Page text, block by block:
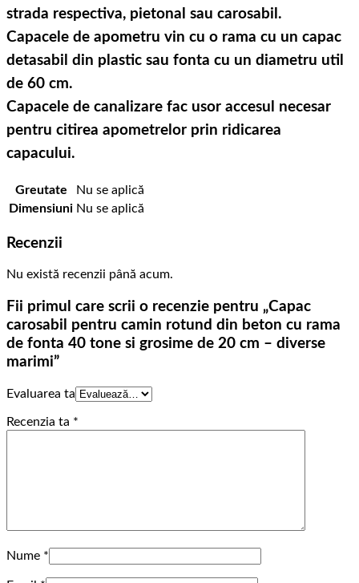
strada respectiva, pietonal sau carosabil.
Capacele de apometru vin cu o rama cu un capac
detasabil din plastic sau fonta cu un diametru util
de 60 cm.
Capacele de canalizare fac usor accesul necesar
pentru citirea apometrelor prin ridicarea
capacului.
Greutate
Nu se aplică
Dimensiuni Nu se aplică
Recenzii
Nu există recenzii până acum.
Fii primul care scrii o recenzie pentru „Capac
carosabil pentru camin rotund din beton cu rama
de fonta 40 tone si grosime de 20 cm – diverse
marimi”
Evaluarea ta
Recenzia ta *
Nume *